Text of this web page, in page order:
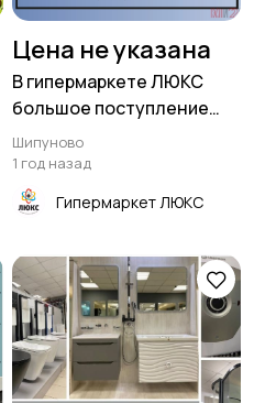
Цена не указана
В гипермаркете ЛЮКС
большое поступление
корпусной мягкой мебели!
Шипуново
1 год назад
Гипермаркет ЛЮКС